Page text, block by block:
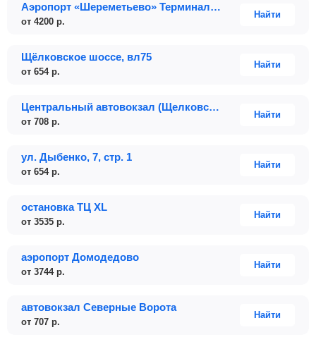
Аэропорт «Шереметьево» Терминалы: B, C, D, E, F
от 4200 р.
Найти
аэропорт Домодедово
от 3744 р.
Найти
Щёлковское шоссе, вл75
от 654 р.
Найти
автовокзал Северные Ворота
от 707 р.
Найти
Центральный автовокзал (Щелковский)
от 708 р.
Найти
ул. Дыбенко, 7, стр. 1
от 654 р.
Найти
остановка ТЦ XL
от 3535 р.
Найти